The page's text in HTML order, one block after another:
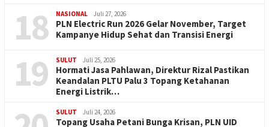
18 NASIONAL Juli 27, 2026
PLN Electric Run 2026 Gelar November, Target
Kampanye Hidup Sehat dan Transisi Energi
19 SULUT Juli 25, 2026
Hormati Jasa Pahlawan, Direktur Rizal Pastikan
Keandalan PLTU Palu 3 Topang Ketahanan
Energi Listrik…
SULUT Juli 24, 2026
Topang Usaha Petani Bunga Krisan, PLN UID